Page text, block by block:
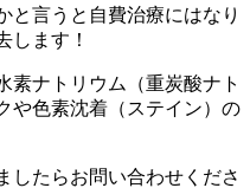
と言うと自費治療にはなり
します！
素ナトリウム（重炭酸ナト
や色素沈着（ステイン）の
したらお問い合わせくださ